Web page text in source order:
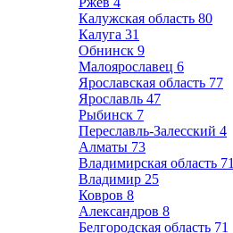
Калужская область 80
Калуга 31
Обнинск 9
Малоярославец 6
Ярославская область 77
Ярославль 47
Рыбинск 7
Переславль-Залесский 4
Алматы 73
Владимирская область 71
Владимир 25
Ковров 8
Александров 8
Белгородская область 71